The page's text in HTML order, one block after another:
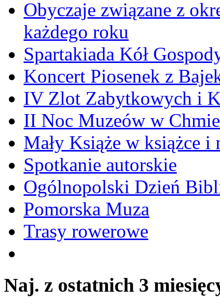
Obyczaje związane z
każdego roku
Spartakiada Kół
Koncert Piosenek z
IV Zlot Zabytkowych i
II Noc Muzeów w
Mały Książe w książce i
Spotkanie autorskie
Ogólnopolski Dzień
Pomorska Muza
Trasy rowerowe
Naj. z ostatnich 3